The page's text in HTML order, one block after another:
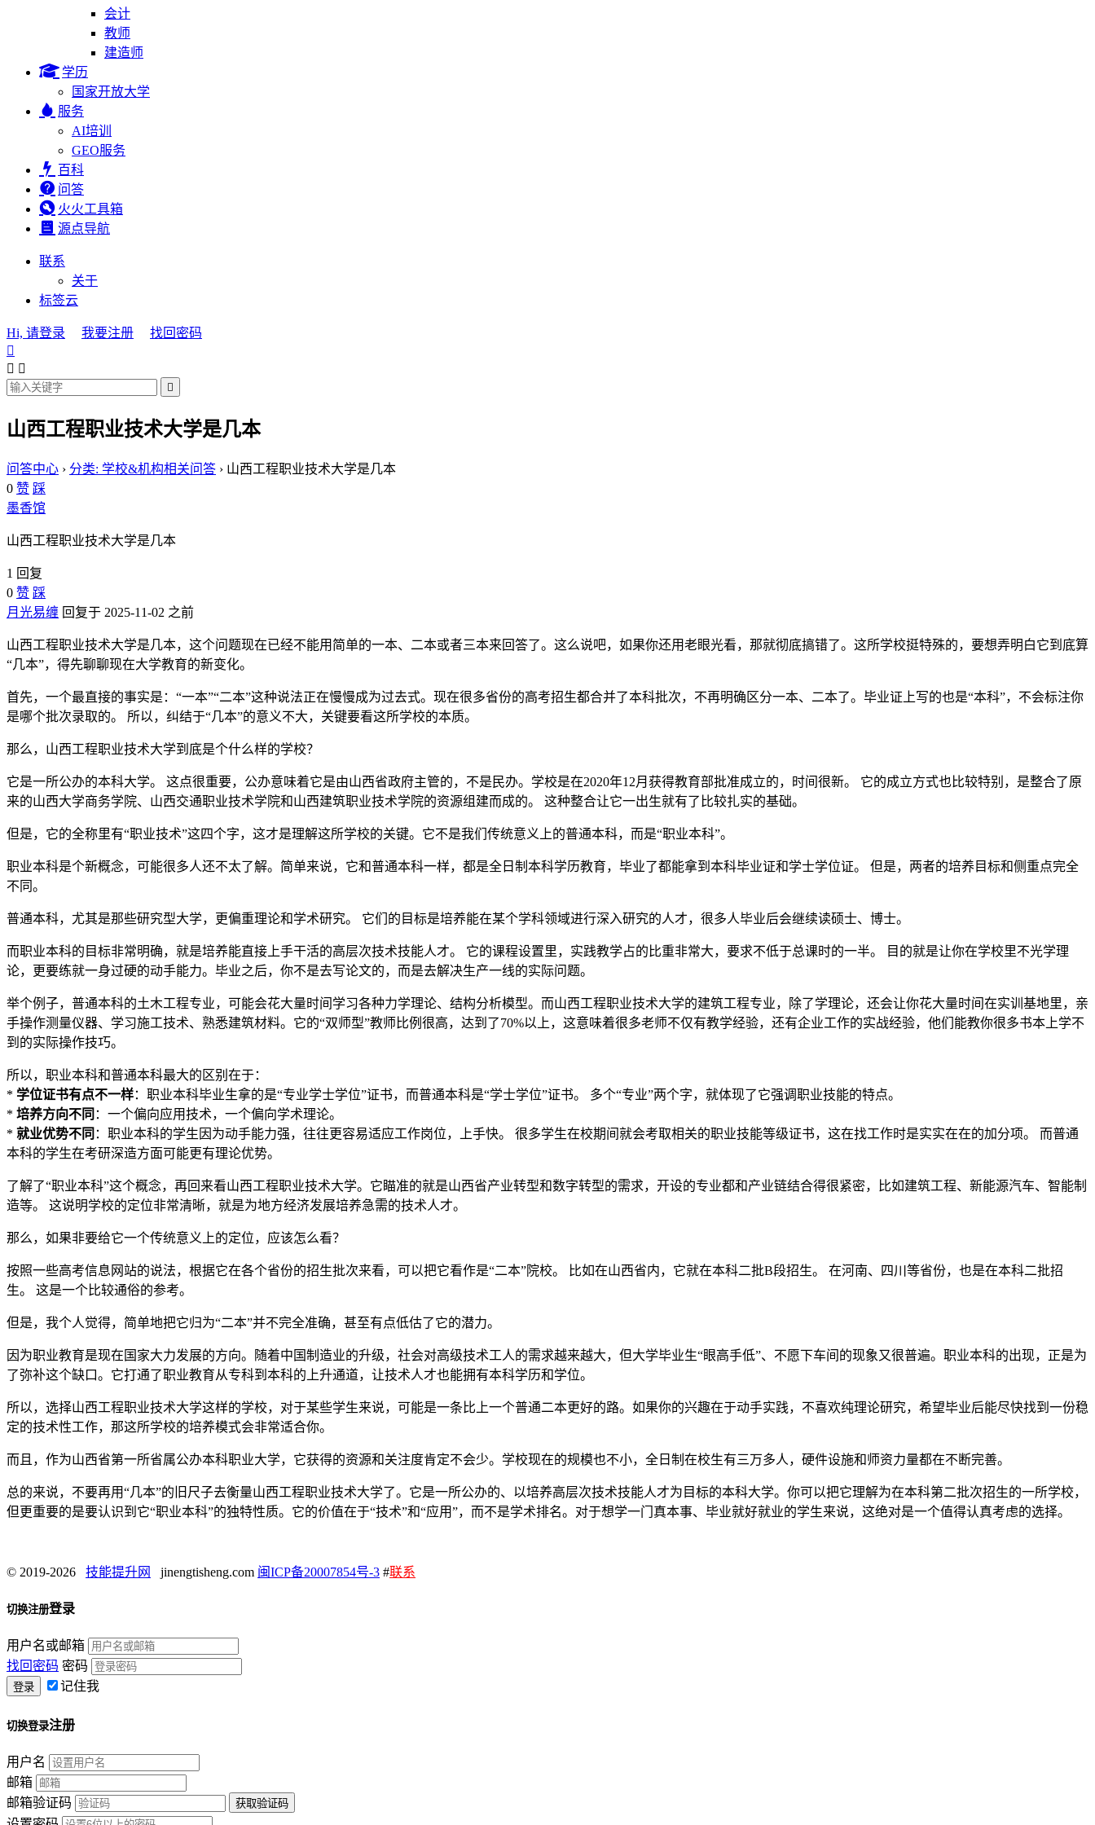
会计
教师
建造师
学历
国家开放大学
服务
AI培训
GEO服务
百科
问答
火火工具箱
源点导航
联系
关于
标签云
Hi, 请登录 我要注册
找回密码

 

山西工程职业技术大学是几本
问答中心 › 分类: 学校&机构相关问答 › 山西工程职业技术大学是几本
0 赞 踩
墨香馆
山西工程职业技术大学是几本
1 回复
0 赞 踩
月光易缠 回复于 2025-11-02 之前
山西工程职业技术大学是几本，这个问题现在已经不能用简单的一本、二本或者三本来回答了。这么说吧，如果你还用老眼光看，那就彻底搞错了。这所学校挺特殊的，要想弄明白它到底算
“几本”，得先聊聊现在大学教育的新变化。
首先，一个最直接的事实是：“一本”“二本”这种说法正在慢慢成为过去式。现在很多省份的高考招生都合并了本科批次，不再明确区分一本、二本了。毕业证上写的也是“本科”，不会标注你
是哪个批次录取的。 所以，纠结于“几本”的意义不大，关键要看这所学校的本质。
那么，山西工程职业技术大学到底是个什么样的学校？
它是一所公办的本科大学。 这点很重要，公办意味着它是由山西省政府主管的，不是民办。学校是在2020年12月获得教育部批准成立的，时间很新。 它的成立方式也比较特别，是整合了原
来的山西大学商务学院、山西交通职业技术学院和山西建筑职业技术学院的资源组建而成的。 这种整合让它一出生就有了比较扎实的基础。
但是，它的全称里有“职业技术”这四个字，这才是理解这所学校的关键。它不是我们传统意义上的普通本科，而是“职业本科”。
职业本科是个新概念，可能很多人还不太了解。简单来说，它和普通本科一样，都是全日制本科学历教育，毕业了都能拿到本科毕业证和学士学位证。 但是，两者的培养目标和侧重点完全
不同。
普通本科，尤其是那些研究型大学，更偏重理论和学术研究。 它们的目标是培养能在某个学科领域进行深入研究的人才，很多人毕业后会继续读硕士、博士。
而职业本科的目标非常明确，就是培养能直接上手干活的高层次技术技能人才。 它的课程设置里，实践教学占的比重非常大，要求不低于总课时的一半。 目的就是让你在学校里不光学理
论，更要练就一身过硬的动手能力。毕业之后，你不是去写论文的，而是去解决生产一线的实际问题。
举个例子，普通本科的土木工程专业，可能会花大量时间学习各种力学理论、结构分析模型。而山西工程职业技术大学的建筑工程专业，除了学理论，还会让你花大量时间在实训基地里，亲
手操作测量仪器、学习施工技术、熟悉建筑材料。它的“双师型”教师比例很高，达到了70%以上，这意味着很多老师不仅有教学经验，还有企业工作的实战经验，他们能教你很多书本上学不
到的实际操作技巧。
所以，职业本科和普通本科最大的区别在于：
* 学位证书有点不一样：职业本科毕业生拿的是“专业学士学位”证书，而普通本科是“学士学位”证书。 多个“专业”两个字，就体现了它强调职业技能的特点。
* 培养方向不同 ：一个偏向应用技术，一个偏向学术理论。
* 就业优势不同 ：职业本科的学生因为动手能力强，往往更容易适应工作岗位，上手快。 很多学生在校期间就会考取相关的职业技能等级证书，这在找工作时是实实在在的加分项。 而普通
本科的学生在考研深造方面可能更有理论优势。
了解了“职业本科”这个概念，再回来看山西工程职业技术大学。它瞄准的就是山西省产业转型和数字转型的需求，开设的专业都和产业链结合得很紧密，比如建筑工程、新能源汽车、智能制
造等。 这说明学校的定位非常清晰，就是为地方经济发展培养急需的技术人才。
那么，如果非要给它一个传统意义上的定位，应该怎么看？
按照一些高考信息网站的说法，根据它在各个省份的招生批次来看，可以把它看作是“二本”院校。 比如在山西省内，它就在本科二批B段招生。 在河南、四川等省份，也是在本科二批招
生。 这是一个比较通俗的参考。
但是，我个人觉得，简单地把它归为“二本”并不完全准确，甚至有点低估了它的潜力。
因为职业教育是现在国家大力发展的方向。随着中国制造业的升级，社会对高级技术工人的需求越来越大，但大学毕业生“眼高手低”、不愿下车间的现象又很普遍。职业本科的出现，正是为
了弥补这个缺口。它打通了职业教育从专科到本科的上升通道，让技术人才也能拥有本科学历和学位。
所以，选择山西工程职业技术大学这样的学校，对于某些学生来说，可能是一条比上一个普通二本更好的路。如果你的兴趣在于动手实践，不喜欢纯理论研究，希望毕业后能尽快找到一份稳
定的技术性工作，那这所学校的培养模式会非常适合你。
而且，作为山西省第一所省属公办本科职业大学，它获得的资源和关注度肯定不会少。学校现在的规模也不小，全日制在校生有三万多人，硬件设施和师资力量都在不断完善。
总的来说，不要再用“几本”的旧尺子去衡量山西工程职业技术大学了。它是一所公办的、以培养高层次技术技能人才为目标的本科大学。你可以把它理解为在本科第二批次招生的一所学校，
但更重要的是要认识到它“职业本科”的独特性质。它的价值在于“技术”和“应用”，而不是学术排名。对于想学一门真本事、毕业就好就业的学生来说，这绝对是一个值得认真考虑的选择。
© 2019-2026 技能提升网 jinengtisheng.com 闽ICP备20007854号-3 #联系
切换注册登录
用户名或邮箱
找回密码 密码
记住我
切换登录注册
用户名
邮箱
邮箱验证码